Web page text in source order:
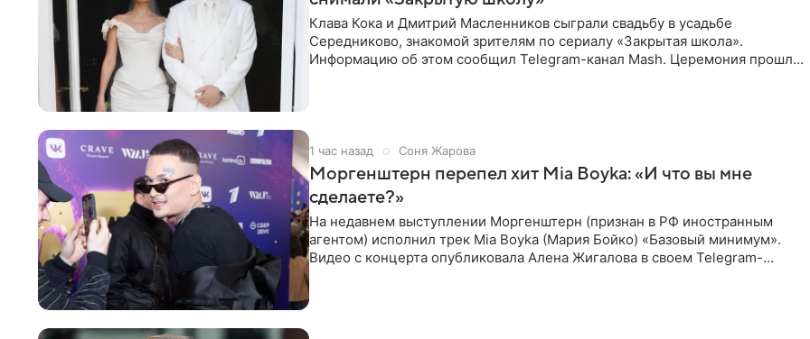
Клава Кока и Дмитрий Масленников сыграли свадьбу в усадьбе
Середниково, знакомой зрителям по сериалу «Закрытая школа».
Информацию об этом сообщил Telegram-канал Mash. Церемония прошла
1 час назад Соня Жарова
Моргенштерн перепел хит Mia Boyka: «И что вы мне
сделаете?»
На недавнем выступлении Моргенштерн (признан в РФ иностранным
агентом) исполнил трек Mia Boyka (Мария Бойко) «Базовый минимум».
Видео с концерта опубликовала Алена Жигалова в своем Telegram-